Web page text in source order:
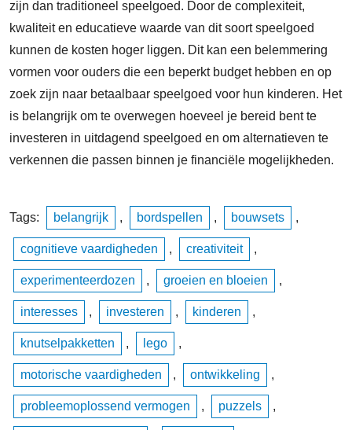
zijn dan traditioneel speelgoed. Door de complexiteit,
kwaliteit en educatieve waarde van dit soort speelgoed
kunnen de kosten hoger liggen. Dit kan een belemmering
vormen voor ouders die een beperkt budget hebben en op
zoek zijn naar betaalbaar speelgoed voor hun kinderen. Het
is belangrijk om te overwegen hoeveel je bereid bent te
investeren in uitdagend speelgoed en om alternatieven te
verkennen die passen binnen je financiële mogelijkheden.
Tags: belangrijk , bordspellen , bouwsets ,
cognitieve vaardigheden , creativiteit ,
experimenteerdozen , groeien en bloeien ,
interesses , investeren , kinderen ,
knutselpakketten , lego ,
motorische vaardigheden , ontwikkeling ,
probleemoplossend vermogen , puzzels ,